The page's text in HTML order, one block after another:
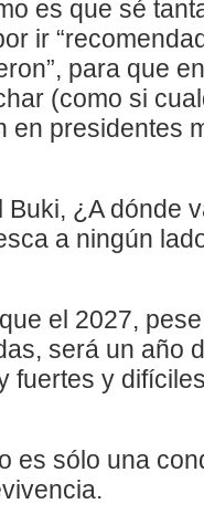
es que sé
ir
para que
(como si
en presidentes
¿A dónde
a ningún
el 2027,
será un año
fuertes y
es sólo una